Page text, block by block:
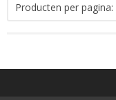
Producten per pagina: